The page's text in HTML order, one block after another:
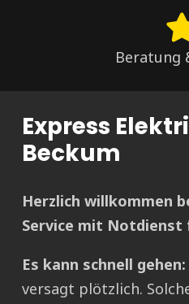
Beratung
Express
Beckum
Herzlich willkommen
Service mit Notdienst
Es kann schnell gehen:
versagt plötzlich.